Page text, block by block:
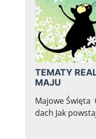
TEMATY
MAJU
Majowe Święta
dach Jak